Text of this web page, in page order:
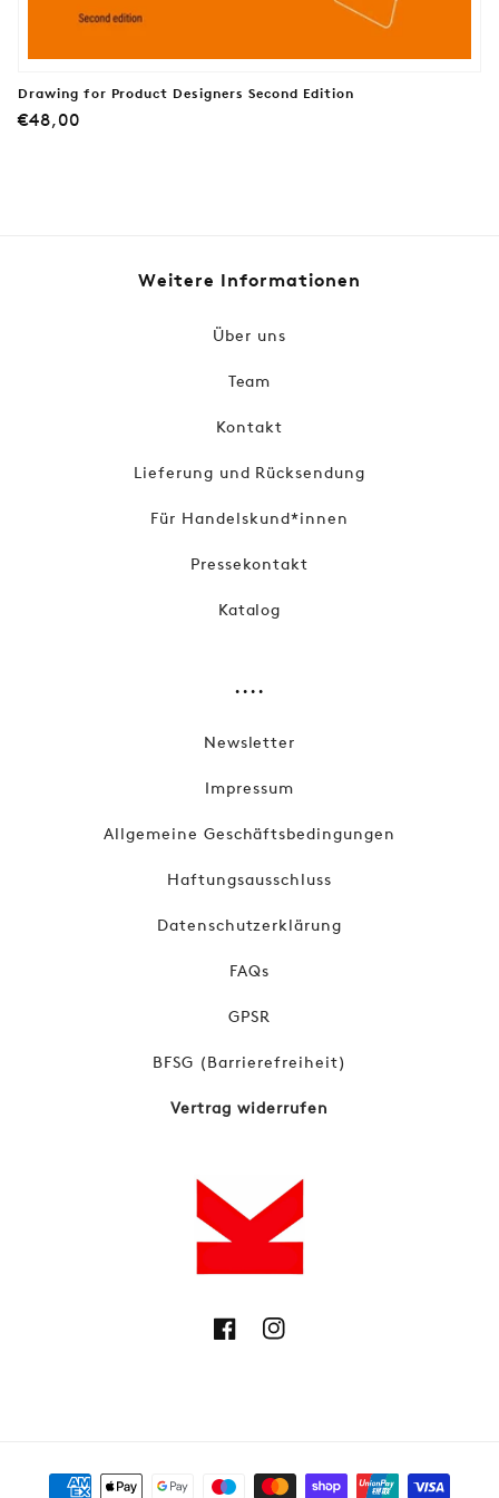
Drawing for Product Designers Second Edition
Normaler
€48,00
Weitere Informationen
Über uns
Team
Kontakt
Lieferung und Rücksendung
Für Handelskund*innen
Pressekontakt
Katalog
....
Newsletter
Impressum
Allgemeine Geschäftsbedingungen
Haftungsausschluss
Datenschutzerklärung
FAQs
GPSR
BFSG (Barrierefreiheit)
Vertrag widerrufen
FacebookInstagram
Zahlungsmethoden